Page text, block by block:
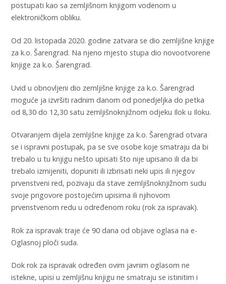
postupati kao sa zemljišnom knjigom vodenom u
elektroničkom obliku.
Od 20. listopada 2020. godine zatvara se dio zemljišne knjige
za k.o. Šarengrad. Na njeno mjesto stupa dio novootvorene
knjige za k.o. Šarengrad.
Uvid u obnovljeni dio zemljišne knjige za k.o. Šarengrad
moguće ja izvršiti radnim danom od ponedjeljka do petka
od 8,30 do 12,30 satu zemljišnoknjižnom odjeku Ilok u Iloku.
Otvaranjem dijela zemljišne knjige za k.o. Šarengrad otvara
se i ispravni postupak, pa se sve osobe koje smatraju da bi
trebalo u tu knjigu nešto upisati što nije upisano ili da bi
trebalo izmijeniti, dopuniti ili izbrisati neki upis ili njegov
prvenstveni red, pozivaju da stave zemljišnoknjižnom sudu
svoje prigovore postojećim upisima ili njihovom
prvenstvenom redu u određenom roku (rok za ispravak).
Rok za ispravak traje će 90 dana od objave oglasa na e-
Oglasnoj ploči suda.
Dok rok za ispravak određen ovim javnim oglasom ne
istekne, upisi u zemljišnu knjigu ne smatraju se istinitim i